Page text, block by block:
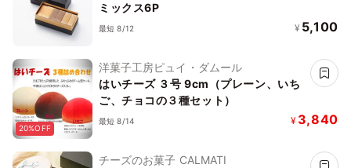
ミックス6P
最短 8/12 ¥ 5,100
20%OFF
洋菓子工房ピュイ・ダムール
はいチーズ ３号 9cm（プレーン、いち
ご、チョコの３種セット）
最短 8/14 ¥ 3,840
チーズのお菓子 CALMATI